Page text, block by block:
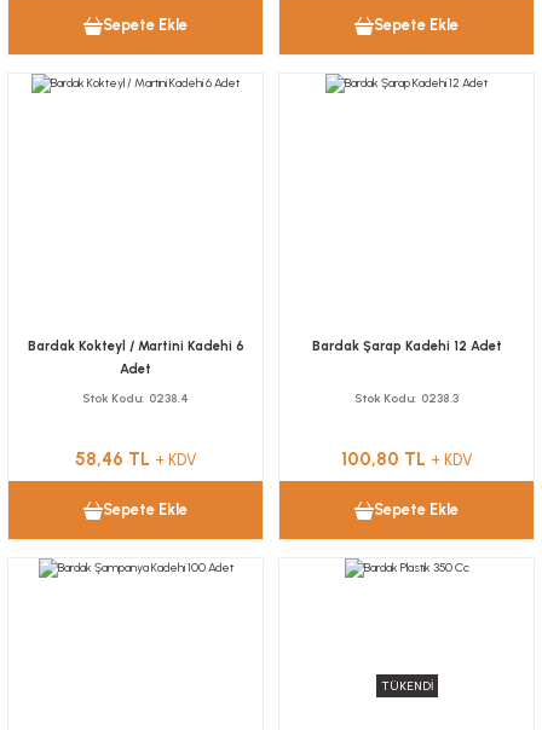
Sepete Ekle Sepete Ekle
Bardak Kokteyl / Martini Kadehi 6
Adet
Stok Kodu 0238.4
58,46 TL + KDV
Sepete Ekle
Bardak Şarap Kadehi 12 Adet
Stok Kodu 0238.3
100,80 TL + KDV
Sepete Ekle
TÜKENDİ